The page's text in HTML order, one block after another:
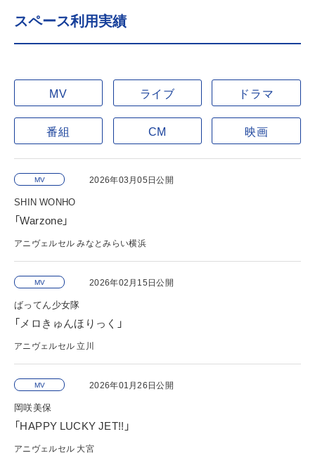
スペース利用実績
MV ライブ ドラマ
番組 CM 映画
MV 2026年03月05日公開
SHIN WONHO
「Warzone」
アニヴェルセル みなとみらい横浜
MV 2026年02月15日公開
ばってん少女隊
「メロきゅんほりっく」
アニヴェルセル 立川
MV 2026年01月26日公開
岡咲美保
「HAPPY LUCKY JET!!」
アニヴェルセル 大宮